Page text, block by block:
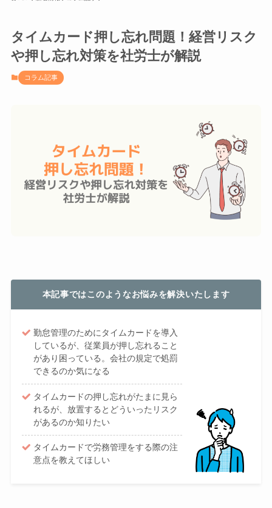
タイムカード押し忘れ問題！経営リスク
や押し忘れ対策を社労士が解説
コラム記事
本記事ではこのようなお悩みを解決いたします
勤怠管理のためにタイムカードを導入
しているが、従業員が押し忘れること
があり困っている。会社の規定で処罰
できるのか気になる
タイムカードの押し忘れがたまに見ら
れるが、放置するとどういったリスク
があるのか知りたい
タイムカードで労務管理をする際の注
意点を教えてほしい